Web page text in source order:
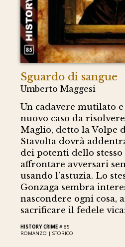
Sguardo di sangue
Umberto Maggesi
Un cadavere mutilato
nuovo caso da
Maglio, detto la Volpe
Stavolta dovrà
dei potenti dello stesso
affrontare avversari
usando l’astuzia. Lo
Gonzaga sembra
nascondere ogni cosa,
sacrificare il fedele
HISTORY CRIME # 85
ROMANZO |STORICO